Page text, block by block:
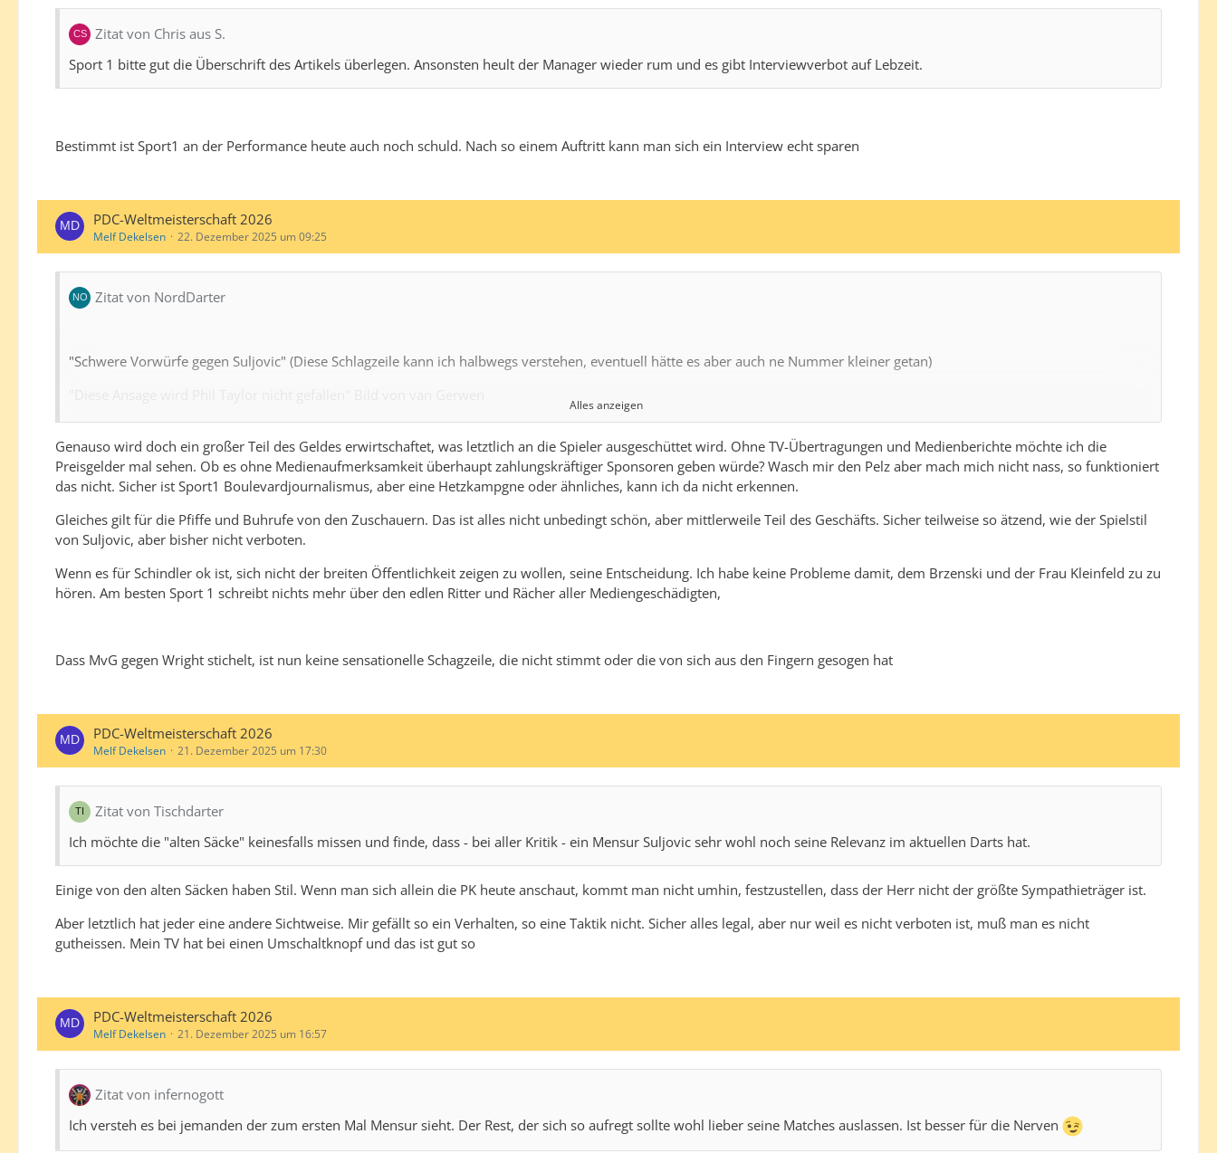
Zitat von Chris aus S.
Sport 1 bitte gut die Überschrift des Artikels überlegen. Ansonsten heult der Manager wieder rum und es gibt Interviewverbot auf Lebzeit.
Bestimmt ist Sport1 an der Performance heute auch noch schuld. Nach so einem Auftritt kann man sich ein Interview echt sparen
PDC-Weltmeisterschaft 2026
Melf Dekelsen 22. Dezember 2025 um 09:25
Zitat von NordDarter
"Schwere Vorwürfe gegen Suljovic" (Diese Schlagzeile kann ich halbwegs verstehen, eventuell hätte es aber auch ne Nummer kleiner getan)
"Tränen! Darum wurde Bunting so emotional"
"Pikachu: Jeder Spieler hasst das"
"Geständnis von Darts-Star: Habe das ganze Spiel gezittert"
"MVG stichelt gegen Snakebite"
Und so weiter. Alles Überschriften hinter denen einfach kein Inhalt ist.
Alles anzeigen
Genauso wird doch ein großer Teil des Geldes erwirtschaftet, was letztlich an die Spieler ausgeschüttet wird. Ohne TV-Übertragungen und Medienberichte möchte ich die
Preisgelder mal sehen. Ob es ohne Medienaufmerksamkeit überhaupt zahlungskräftiger Sponsoren geben würde? Wasch mir den Pelz aber mach mich nicht nass, so funktioniert
das nicht. Sicher ist Sport1 Boulevardjournalismus, aber eine Hetzkampgne oder ähnliches, kann ich da nicht erkennen.
Gleiches gilt für die Pfiffe und Buhrufe von den Zuschauern. Das ist alles nicht unbedingt schön, aber mittlerweile Teil des Geschäfts. Sicher teilweise so ätzend, wie der Spielstil
von Suljovic, aber bisher nicht verboten.
Wenn es für Schindler ok ist, sich nicht der breiten Öffentlichkeit zeigen zu wollen, seine Entscheidung. Ich habe keine Probleme damit, dem Brzenski und der Frau Kleinfeld zu zu
hören. Am besten Sport 1 schreibt nichts mehr über den edlen Ritter und Rächer aller Mediengeschädigten,
Dass MvG gegen Wright stichelt, ist nun keine sensationelle Schagzeile, die nicht stimmt oder die von sich aus den Fingern gesogen hat
PDC-Weltmeisterschaft 2026
Melf Dekelsen 21. Dezember 2025 um 17:30
Zitat von Tischdarter
Ich möchte die "alten Säcke" keinesfalls missen und finde, dass - bei aller Kritik - ein Mensur Suljovic sehr wohl noch seine Relevanz im aktuellen Darts hat.
Einige von den alten Säcken haben Stil. Wenn man sich allein die PK heute anschaut, kommt man nicht umhin, festzustellen, dass der Herr nicht der größte Sympathieträger ist.
Aber letztlich hat jeder eine andere Sichtweise. Mir gefällt so ein Verhalten, so eine Taktik nicht. Sicher alles legal, aber nur weil es nicht verboten ist, muß man es nicht
gutheissen. Mein TV hat bei einen Umschaltknopf und das ist gut so
PDC-Weltmeisterschaft 2026
Melf Dekelsen 21. Dezember 2025 um 16:57
Zitat von infernogott
Ich versteh es bei jemanden der zum ersten Mal Mensur sieht. Der Rest, der sich so aufregt sollte wohl lieber seine Matches auslassen. Ist besser für die Nerven